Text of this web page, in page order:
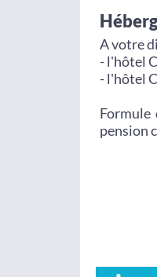
A votre
- l'hôtel
- l'hôtel
Formule
pension